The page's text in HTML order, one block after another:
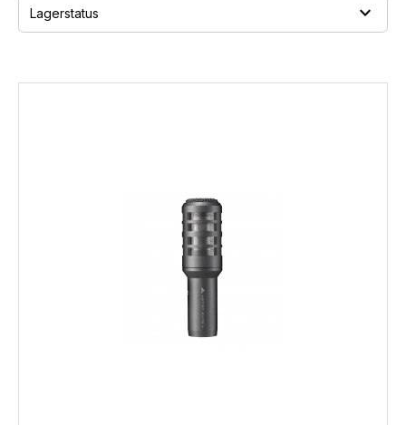
Lagerstatus expand_more